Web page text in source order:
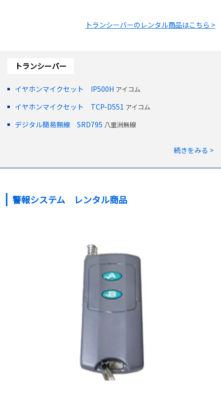
トランシーバーのレンタル商品はこちら >
トランシーバー
イヤホンマイクセット IP500H アイコム
イヤホンマイクセット TCP-D551 アイコム
デジタル簡易無線 SRD795 八重洲無線
続きをみる >
警報システム レンタル商品